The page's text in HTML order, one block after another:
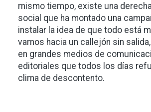
mismo tiempo, existe una
social que ha montado una
instalar la idea de que todo está
vamos hacia un callejón sin
en grandes medios de
editoriales que todos los días
clima de descontento.